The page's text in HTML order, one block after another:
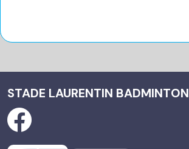
STADE LAURENTIN BADMINTON